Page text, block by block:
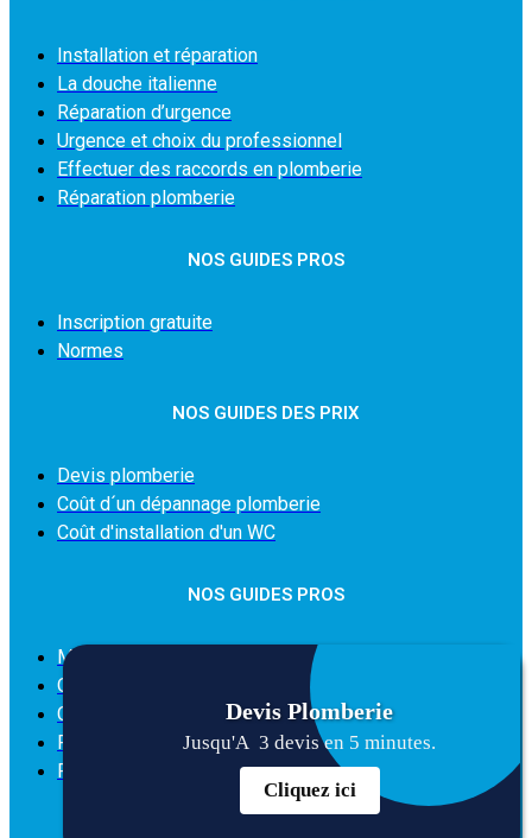
Devis Plomberie
Jusqu'A 3 devis en 5 minutes.
Cliquez ici
Installation et réparation
La douche italienne
Réparation d’urgence
Urgence et choix du professionnel
Effectuer des raccords en plomberie
Réparation plomberie
NOS GUIDES PROS
Inscription gratuite
Normes
NOS GUIDES DES PRIX
Devis plomberie
Coût d´un dépannage plomberie
Coût d'installation d'un WC
NOS GUIDES PROS
Mention légales
Qui sommes-nous
Condition générale d'utilisation du site
Politique des cookies
Politique de confidentialité